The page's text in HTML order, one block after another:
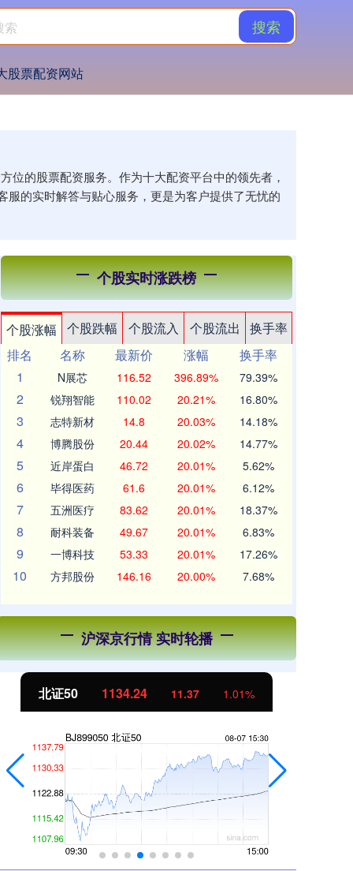
搜索
股票配资网站
位的股票配资服务。作为十大配资平台中的领先者，
的实时解答与贴心服务，更是为客户提供了无忧的
个股实时涨跌榜
个股涨幅 个股跌幅 个股流入 个股流出
换手率
排名
名称 最新价 涨幅
换手率
1
N展芯 116.52 396.89% 79.39%
2 锐翔智能 110.02 20.21% 16.80%
3 志特新材 14.8 20.03% 14.18%
4 博腾股份 20.44 20.02% 14.77%
5 近岸蛋白 46.72 20.01% 5.62%
6 毕得医药 61.6 20.01% 6.12%
7 五洲医疗 83.62 20.01% 18.37%
8 耐科装备 49.67 20.01% 6.83%
9 一博科技 53.33 20.01% 17.26%
10 方邦股份 146.16 20.00% 7.68%
沪深京行情 实时轮播
北证50 1134.24 11.37 1.01%